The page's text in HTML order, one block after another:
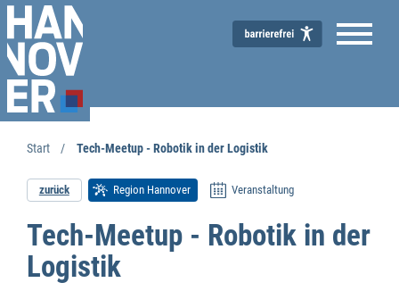
Start Tech-Meetup - Robotik in der Logistik
zurück Region Hannover Veranstaltung
Tech-Meetup - Robotik in der
Logistik